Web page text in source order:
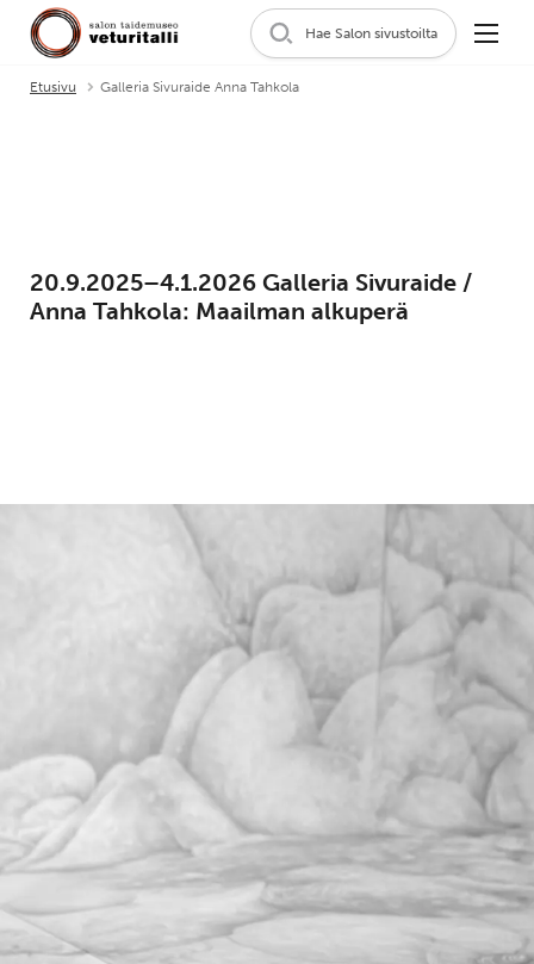
Hae Salon sivustoilta
Etusivu Galleria Sivuraide Anna Tahkola
20.9.2025–4.1.2026 Galleria Sivuraide /
Anna Tahkola: Maailman alkuperä